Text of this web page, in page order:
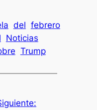
del febrero
Noticias
Trump